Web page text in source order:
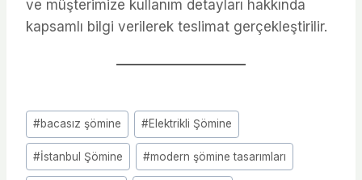
ve müşterimize kullanım detayları hakkında
kapsamlı bilgi verilerek teslimat gerçekleştirilir.
Post
Tags:
#bacasız şömine #Elektrikli Şömine
#İstanbul Şömine #modern şömine tasarımları